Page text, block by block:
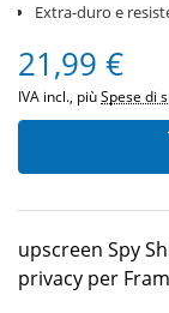
Extra-duro e
21,99 €
IVA incl., piùSpese di
upscreen Spy
privacy per